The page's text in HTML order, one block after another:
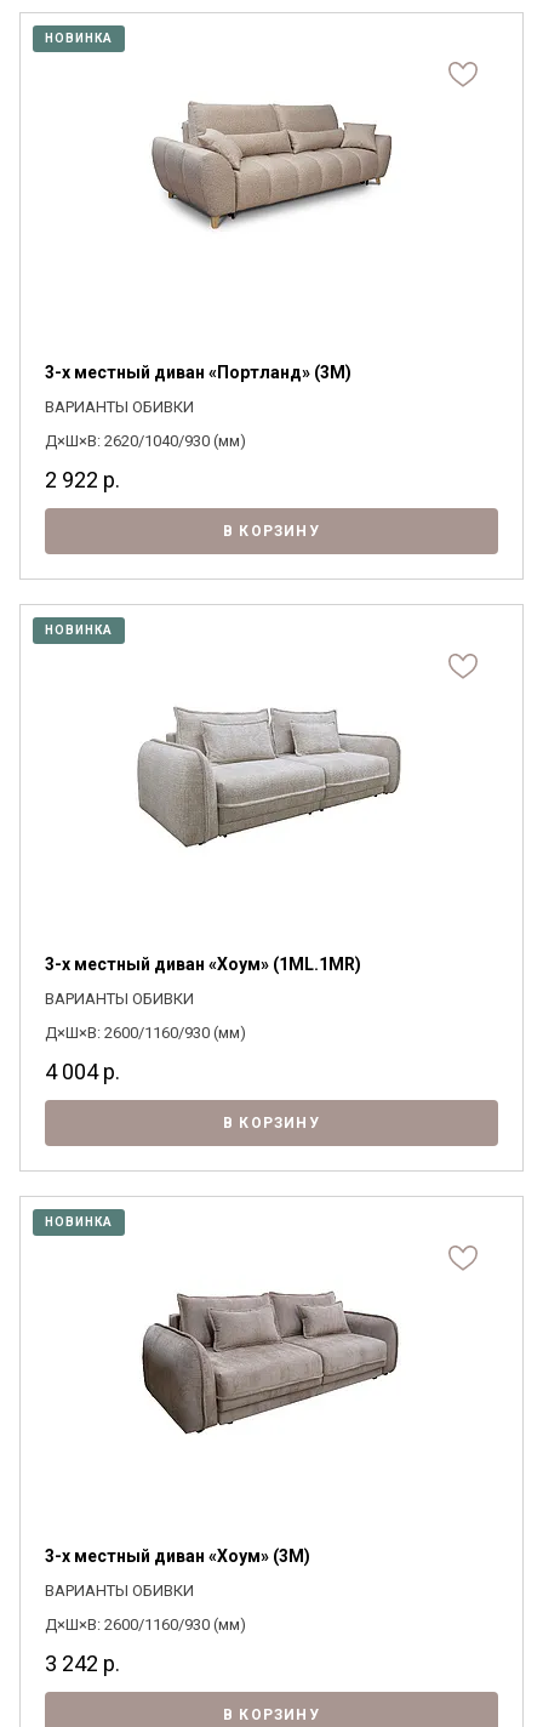
НОВИНКА
3-х местный диван «Портланд» (3M)
ВАРИАНТЫ ОБИВКИ
Д×Ш×В: 2620/1040/930 (мм)
2 922 р.
В КОРЗИНУ
НОВИНКА
3-х местный диван «Хоум» (1ML.1MR)
ВАРИАНТЫ ОБИВКИ
Д×Ш×В: 2600/1160/930 (мм)
4 004р.
В КОРЗИНУ
НОВИНКА
3-х местный диван «Хоум» (3M)
ВАРИАНТЫ ОБИВКИ
Д×Ш×В: 2600/1160/930 (мм)
3 242 р.
В КОРЗИНУ